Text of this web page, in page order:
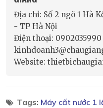
Địa chỉ: Số 2 ngõ 1 Hà
- TP Hà Nội
Điện thoại:
Website:
Tags: Máy cất nước 1